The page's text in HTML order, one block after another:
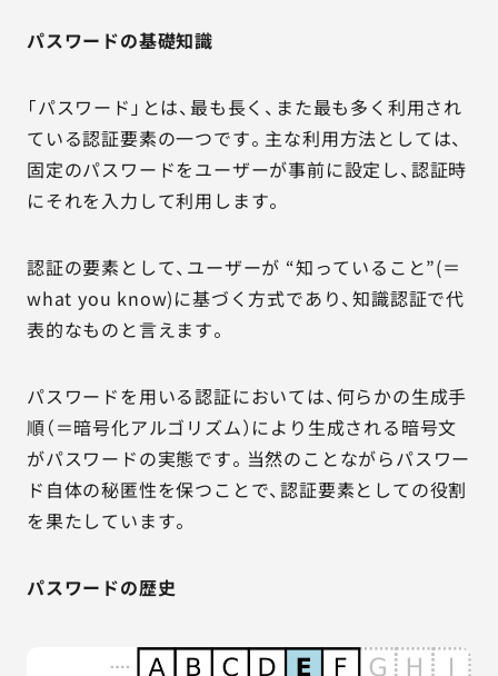
パスワードの基礎知識
「パスワード」とは、最も長く、また最も多く利用され
ている認証要素の一つです。主な利用方法としては、
固定のパスワードをユーザーが事前に設定し、認証時
にそれを入力して利用します。
認証の要素として、ユーザーが “知っていること”(＝
what you know)に基づく方式であり、知識認証で代
表的なものと言えます。
パスワードを用いる認証においては、何らかの生成手
順（＝暗号化アルゴリズム）により生成される暗号文
がパスワードの実態です。当然のことながらパスワー
ド自体の秘匿性を保つことで、認証要素としての役割
を果たしています。
パスワードの歴史